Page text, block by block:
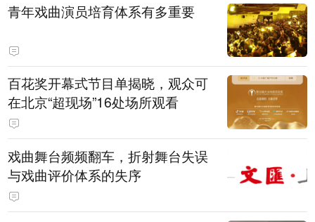
青年戏曲演员培育体系有多重要
百花奖开幕式节目单揭晓，观众可
在北京“超现场”16处场所观看
戏曲舞台频频翻车，折射舞台失误
与戏曲评价体系的失序